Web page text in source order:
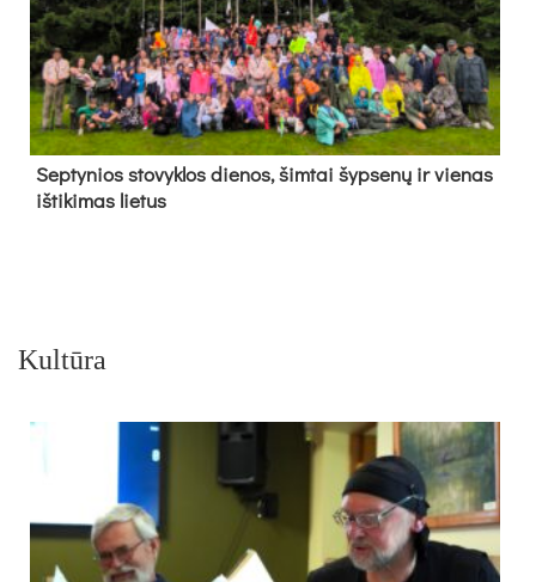
Sep­ty­nios sto­vyk­los die­nos, šim­tai šyp­se­nų ir vie­nas
iš­ti­ki­mas lie­tus
Kultūra